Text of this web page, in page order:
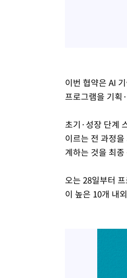
이번 협약은 AI
프로그램을 기획
초기·성장 단계
이르는 전 과정
계하는 것을 최
오는 28일부터
이 높은 10개 내